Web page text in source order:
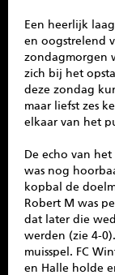
Een heerlijk
en oogstrelend
zondagmorgen
zich bij het
deze zondag
maar liefst zes
elkaar van het
De echo van
was nog
kopbal de
Robert M was
dat later die
werden (zie 4-
muisspel. FC
en Halle holde